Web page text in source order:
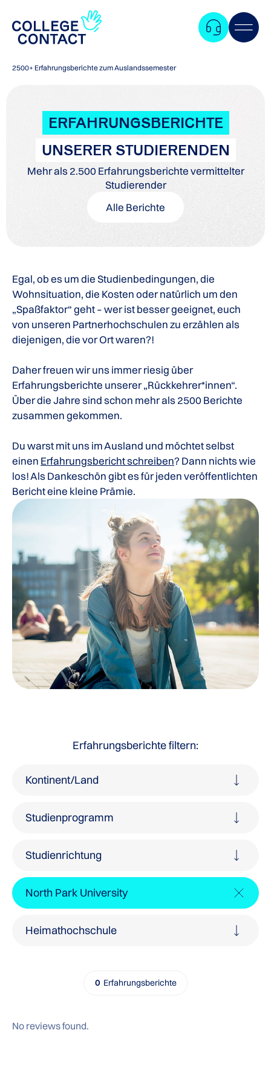
2500+ Erfahrungsberichte zum Auslandssemester
ERFAHRUNGSBERICHTE
UNSERER STUDIERENDEN
Mehr als 2.500 Erfahrungsberichte vermittelter
Studierender
Alle Berichte
Egal, ob es um die Studienbedingungen, die
Wohnsituation, die Kosten oder natürlich um den
„Spaßfaktor“ geht – wer ist besser geeignet, euch
von unseren Partnerhochschulen zu erzählen als
diejenigen, die vor Ort waren?!
Daher freuen wir uns immer riesig über
Erfahrungsberichte unserer „Rückkehrer*innen“.
Über die Jahre sind schon mehr als 2500 Berichte
zusammen gekommen.
Du warst mit uns im Ausland und möchtet selbst
einen Erfahrungsbericht schreiben? Dann nichts wie
los! Als Dankeschön gibt es für jeden veröffentlichten
Bericht eine kleine Prämie.
Erfahrungsberichte filtern:
Kontinent/Land
Studienprogramm
Studienrichtung
North Park University
Heimathochschule
0Erfahrungsberichte
No reviews found.